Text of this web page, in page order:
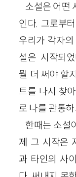
소설은 어떤
인다. 그로부
우리가 각자
설은 시작되
뭘 더 써야 할
트를 다시 찾
로 나를 관통
한때는 소설
제 그 시작은
과 타인의 사